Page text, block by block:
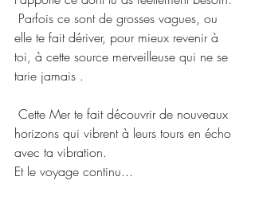
Parfois ce sont de grosses vagues, ou
elle te fait dériver, pour mieux revenir à
toi, à cette source merveilleuse qui ne se
tarie jamais .
Cette Mer te fait découvrir de nouveaux
horizons qui vibrent à leurs tours en écho
avec ta vibration.
Et le voyage continu...